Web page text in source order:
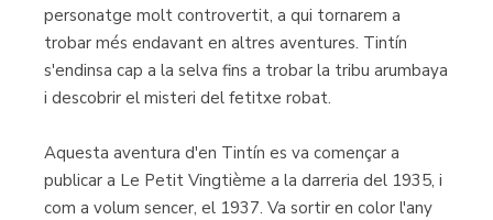
personatge molt controvertit, a qui tornarem a
trobar més endavant en altres aventures. Tintín
s'endinsa cap a la selva fins a trobar la tribu arumbaya
i descobrir el misteri del fetitxe robat.
Aquesta aventura d'en Tintín es va començar a
publicar a Le Petit Vingtième a la darreria del 1935, i
com a volum sencer, el 1937. Va sortir en color l'any